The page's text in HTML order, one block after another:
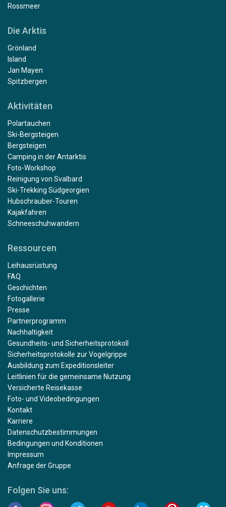
Rossmeer
Die Arktis
Grönland
Island
Jan Mayen
Spitzbergen
Aktivitäten
Polartauchen
Ski-Bergsteigen
Bergsteigen
Camping in der Antarktis
Foto-Workshop
Reinigung von Svalbard
Ski-Trekking Südgeorgien
Hubschrauber-Touren
Kajakfahren
Schneeschuhwandern
Ressourcen
Leihausrüstung
FAQ
Geschichten
Fotogallerie
Presse
Partnerprogramm
Nachhaltigkeit
Gesundheits- und Sicherheitsprotokoll
Sicherheitsprotokolle zur Vogelgrippe
Ausbildung zum Expeditionsleiter
Leitlinien für die gemeinsame Nutzung
Versicherte Reisekasse
Foto- und Videobedingungen
Kontakt
Karriere
Datenschutzbestimmungen
Bedingungen und Konditionen
Impressum
Anfrage der Gruppe
Folgen Sie uns: